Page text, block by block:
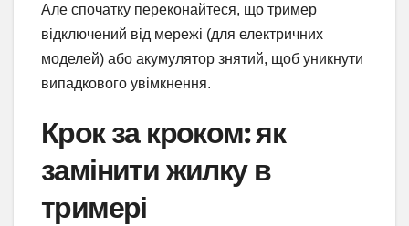
Але спочатку переконайтеся, що тример
відключений від мережі (для електричних
моделей) або акумулятор знятий, щоб уникнути
випадкового увімкнення.
Крок за кроком: як
замінити жилку в
тримері